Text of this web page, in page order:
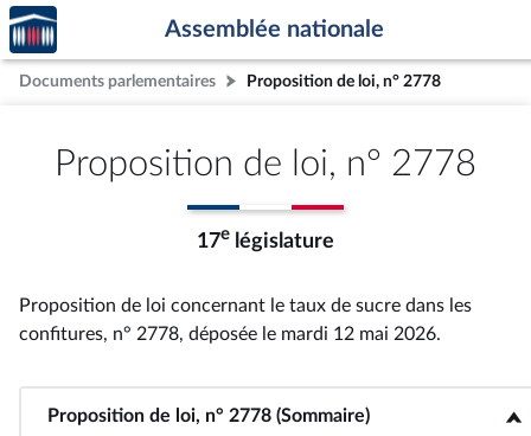
Aller au contenu
Aller en bas de la page
Accèder
à la
page
d'accueil
Assemblée nationale
Documents parlementaires Proposition de loi, n° 2778
Proposition de loi, n° 2778
17e législature
Proposition de loi concernant le taux de sucre dans les
confitures, n° 2778, déposée le mardi 12 mai 2026.
Proposition de loi, n° 2778 (Sommaire)
<b>Proposition de loi, n° 2778 (Sommaire)</b>